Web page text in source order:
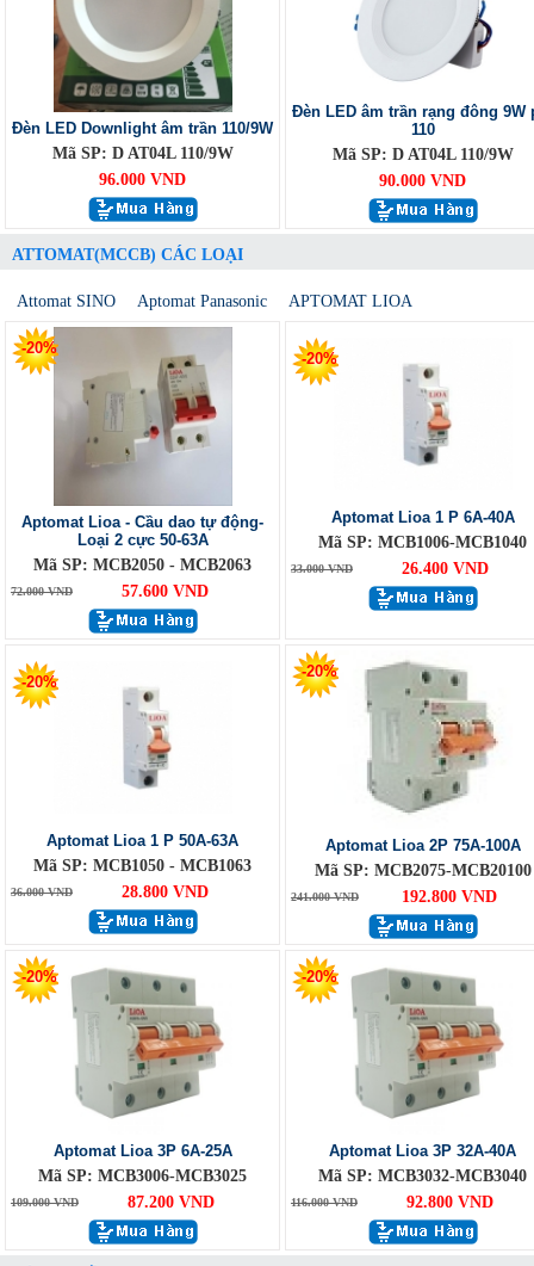
Đèn LED Downlight âm trần 110/9W
Mã SP: D AT04L 110/9W
96.000 VND
Đèn LED âm trần rạng đông 9W
110
Mã SP: D AT04L 110/9W
90.000 VND
ATTOMAT(MCCB) CÁC LOẠI
Attomat SINO Aptomat Panasonic APTOMAT LIOA
-20%
Aptomat Lioa - Cầu dao tự động-
Loại 2 cực 50-63A
Mã SP: MCB2050 - MCB2063
72.000 VND 57.600 VND
-20%
Aptomat Lioa 1 P 6A-40A
Mã SP: MCB1006-MCB1040
33.000 VND 26.400 VND
-20%
Aptomat Lioa 1 P 50A-63A
Mã SP: MCB1050 - MCB1063
36.000 VND 28.800 VND
-20%
Aptomat Lioa 2P 75A-100A
Mã SP: MCB2075-MCB20100
241.000 VND 192.800 VND
-20%
Aptomat Lioa 3P 6A-25A
Mã SP: MCB3006-MCB3025
109.000 VND 87.200 VND
-20%
Aptomat Lioa 3P 32A-40A
Mã SP: MCB3032-MCB3040
116.000 VND 92.800 VND